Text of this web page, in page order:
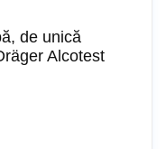
de unică
Alcotest